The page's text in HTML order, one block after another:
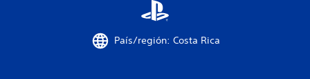
País/región: Costa Rica